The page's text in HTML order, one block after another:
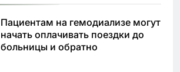
Пациентам на гемодиализе могут
начать оплачивать поездки до
больницы и обратно